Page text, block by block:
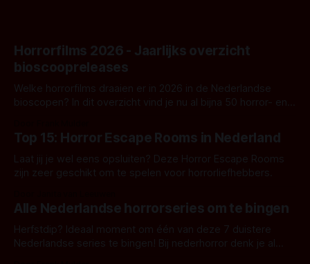
Horrorfilms 2026 - Jaarlijks overzicht
bioscoopreleases
Welke horrorfilms draaien er in 2026 in de Nederlandse
bioscopen? In dit overzicht vind je nu al bijna 50 horror- en
Top 15: Horror Escape Rooms in Nederland
Laat jij je wel eens opsluiten? Deze Horror Escape Rooms
zijn zeer geschikt om te spelen voor horrorliefhebbers.
Alle Nederlandse horrorseries om te bingen
Herfstdip? Ideaal moment om één van deze 7 duistere
Nederlandse series te bingen! Bij nederhorror denk je al